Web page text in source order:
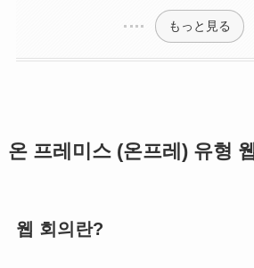
もっと見る
온 프레미스 (온프레) 유형
웹 회의란?